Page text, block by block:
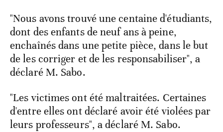
"Nous avons trouvé une centaine d'étudiants,
dont des enfants de neuf ans à peine,
enchaînés dans une petite pièce, dans le but
de les corriger et de les responsabiliser", a
déclaré M. Sabo.
"Les victimes ont été maltraitées. Certaines
d'entre elles ont déclaré avoir été violées par
leurs professeurs", a déclaré M. Sabo.